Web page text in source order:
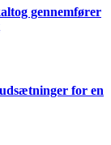
gennemfører
for en